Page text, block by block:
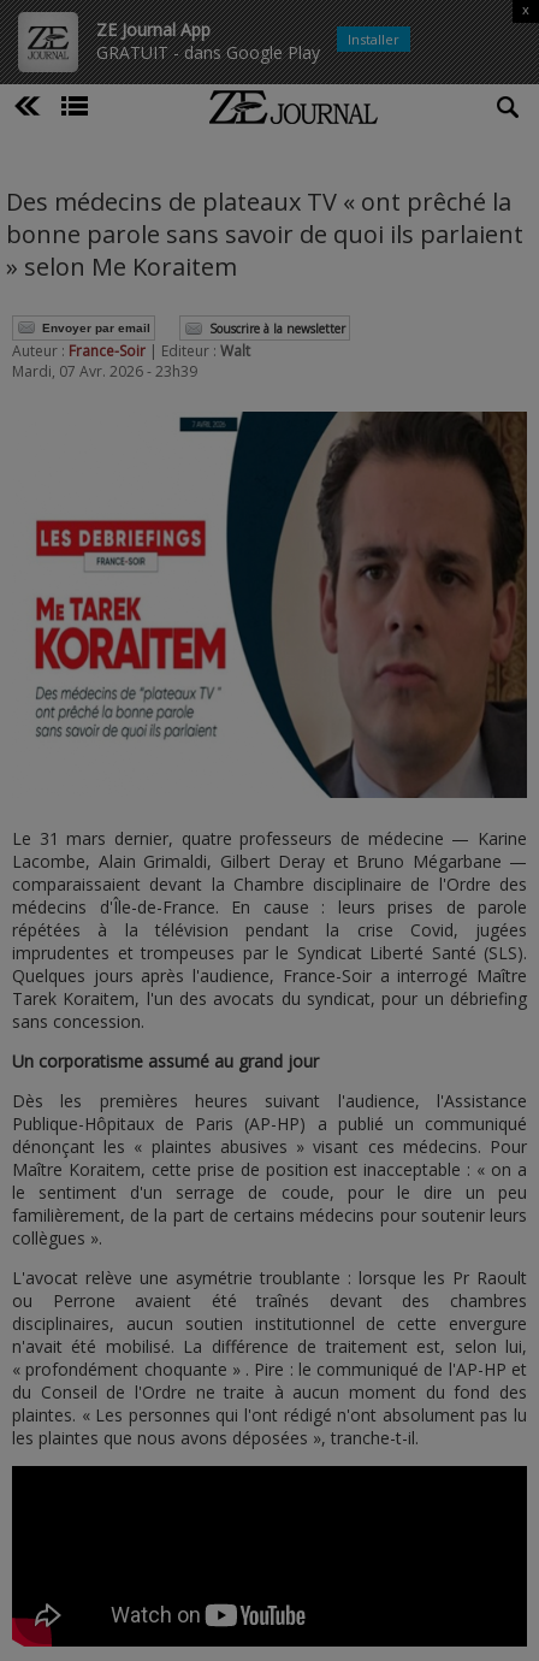
ZE Journal App
GRATUIT - dans Google Play
x
Installer
Des médecins de plateaux TV « ont prêché la
bonne parole sans savoir de quoi ils parlaient
» selon Me Koraitem
Envoyer par email Souscrire à la newsletter
Auteur : France-Soir | Editeur : Walt
Mardi, 07 Avr. 2026 - 23h39
Le 31 mars dernier, quatre professeurs de médecine — Karine
Lacombe, Alain Grimaldi, Gilbert Deray et Bruno Mégarbane —
comparaissaient devant la Chambre disciplinaire de l'Ordre des
médecins d'Île-de-France. En cause : leurs prises de parole
répétées à la télévision pendant la crise Covid, jugées
imprudentes et trompeuses par le Syndicat Liberté Santé (SLS).
Quelques jours après l'audience, France-Soir a interrogé Maître
Tarek Koraitem, l'un des avocats du syndicat, pour un débriefing
sans concession.
Un corporatisme assumé au grand jour
Dès les premières heures suivant l'audience, l'Assistance
Publique-Hôpitaux de Paris (AP-HP) a publié un communiqué
dénonçant les « plaintes abusives » visant ces médecins. Pour
Maître Koraitem, cette prise de position est inacceptable : « on a
le sentiment d'un serrage de coude, pour le dire un peu
familièrement, de la part de certains médecins pour soutenir leurs
collègues ».
L'avocat relève une asymétrie troublante : lorsque les Pr Raoult
ou Perrone avaient été traînés devant des chambres
disciplinaires, aucun soutien institutionnel de cette envergure
n'avait été mobilisé. La différence de traitement est, selon lui,
« profondément choquante » . Pire : le communiqué de l'AP-HP et
du Conseil de l'Ordre ne traite à aucun moment du fond des
plaintes. « Les personnes qui l'ont rédigé n'ont absolument pas lu
les plaintes que nous avons déposées », tranche-t-il.